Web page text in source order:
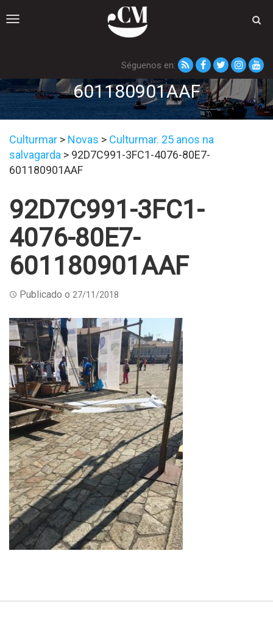
Toggle
Séguenos en:
92D7C991-3FC1-4076-80E7-
601180901AAF
Culturmar > Novas > Culturmar. 25 anos na
salvagarda > 92D7C991-3FC1-4076-80E7-
601180901AAF
92D7C991-3FC1-
4076-80E7-
601180901AAF
Publicado o 27/11/2018